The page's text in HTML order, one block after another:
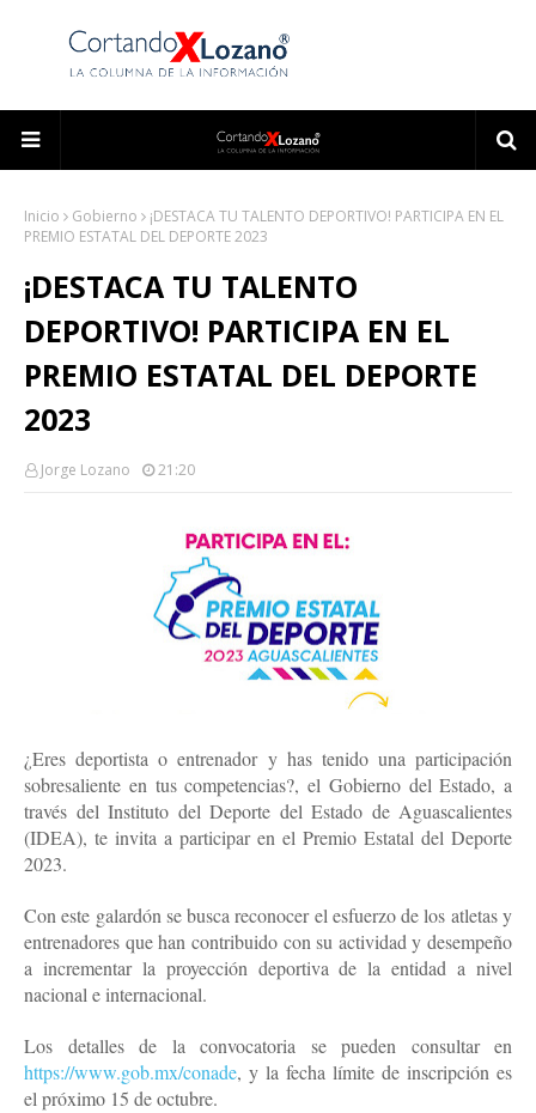
Inicio Gobierno
¡DESTACA TU TALENTO DEPORTIVO! PARTICIPA EN EL
PREMIO ESTATAL DEL DEPORTE 2023
¡DESTACA TU TALENTO
DEPORTIVO! PARTICIPA EN EL
PREMIO ESTATAL DEL DEPORTE
2023
Jorge Lozano 21:20
¿Eres deportista o entrenador y has tenido una participación
sobresaliente en tus competencias?, el Gobierno del Estado, a
través del Instituto del Deporte del Estado de Aguascalientes
(IDEA), te invita a participar en el Premio Estatal del Deporte
2023.
Con este galardón se busca reconocer el esfuerzo de los atletas y
entrenadores que han contribuido con su actividad y desempeño
a incrementar la proyección deportiva de la entidad a nivel
nacional e internacional.
Los detalles de la convocatoria se pueden consultar en
https://www.gob.mx/conade, y la fecha límite de inscripción es
el próximo 15 de octubre.